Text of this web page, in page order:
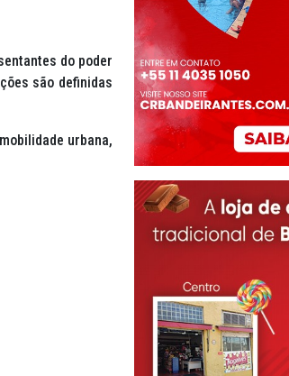
do poder
são definidas
urbana,